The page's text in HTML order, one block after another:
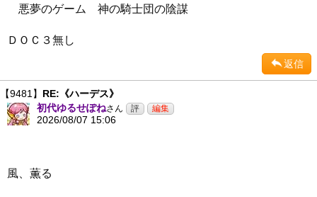
悪夢のゲーム 神の騎士団の陰謀
ＤＯＣ３無し
返信
【9481】 RE:《ハーデス》
初代ゆるせぽねさん
2026/08/07 15:06
風、薫る